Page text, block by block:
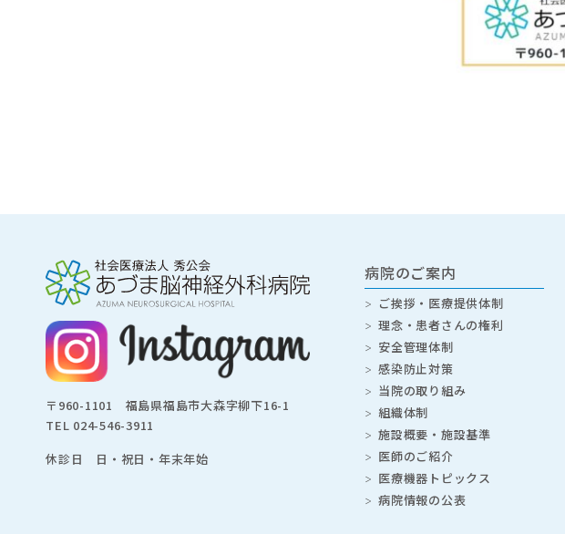
〒960-1101 福島県福島市大森字柳下16-1
TEL 024-546-3911
休診日 日・祝日・年末年始
病院のご案内
ご挨拶・医療提供体制
理念・患者さんの権利
安全管理体制
感染防止対策
当院の取り組み
組織体制
施設概要・施設基準
医師のご紹介
医療機器トピックス
病院情報の公表